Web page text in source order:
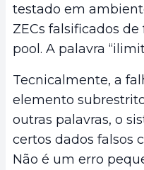
testado em
ZECs falsificados
pool. A palavra
Tecnicalmente, a
elemento
outras palavras, o
certos dados falsos
Não é um erro